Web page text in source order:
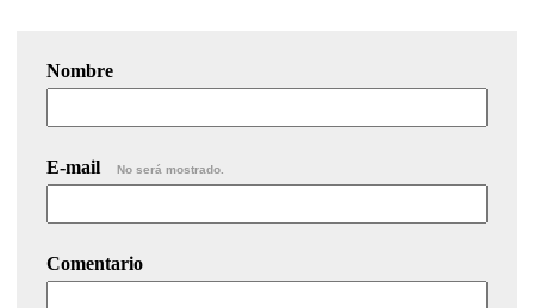
Nombre
E-mail No será mostrado.
Comentario